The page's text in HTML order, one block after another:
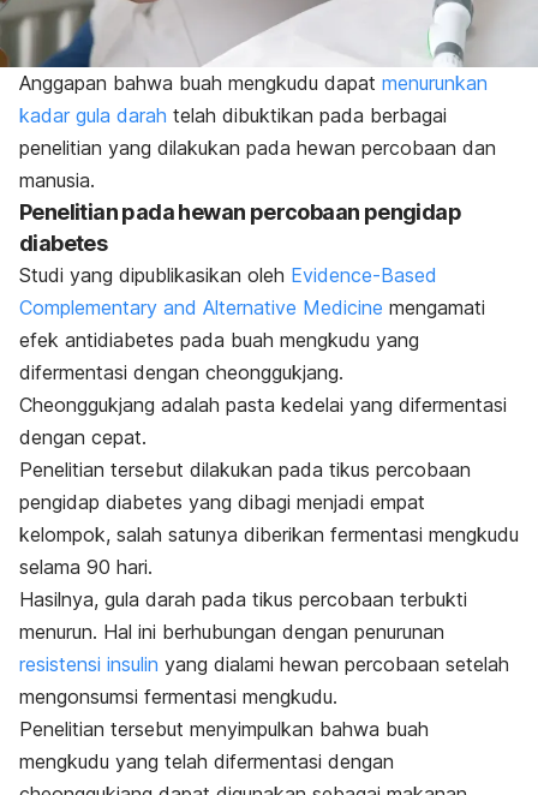
Anggapan bahwa buah mengkudu dapat menurunkan
kadar gula darah telah dibuktikan pada berbagai
penelitian yang dilakukan pada hewan percobaan dan
manusia.
Penelitian pada hewan percobaan pengidap
diabetes
Studi yang dipublikasikan oleh Evidence-Based
Complementary and Alternative Medicine mengamati
efek antidiabetes pada buah mengkudu yang
difermentasi dengan cheonggukjang.
Cheonggukjang adalah pasta kedelai yang difermentasi
dengan cepat.
Penelitian tersebut dilakukan pada tikus percobaan
pengidap diabetes yang dibagi menjadi empat
kelompok, salah satunya diberikan fermentasi mengkudu
selama 90 hari.
Hasilnya, gula darah pada tikus percobaan terbukti
menurun. Hal ini berhubungan dengan penurunan
resistensi insulin yang dialami hewan percobaan setelah
mengonsumsi fermentasi mengkudu.
Penelitian tersebut menyimpulkan bahwa buah
mengkudu yang telah difermentasi dengan